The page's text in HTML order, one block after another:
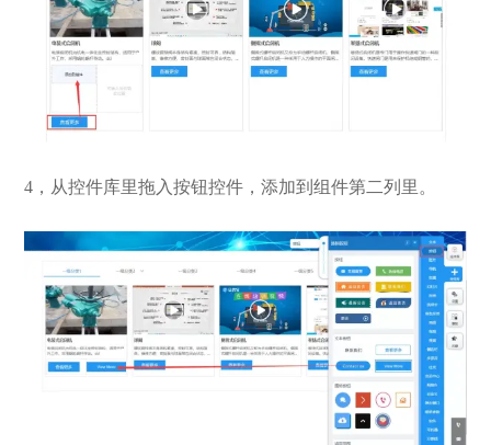
4，从控件库里拖入按钮控件，添加到组件第二列里。